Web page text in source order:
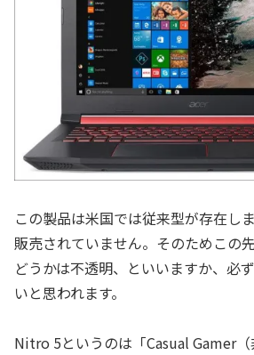
この製品は米国では従来型が存在し
販売されていません。そのためこの
どうかは不透明、といいますか、必
いと思われます。
Nitro 5というのは「Casual Gamer（